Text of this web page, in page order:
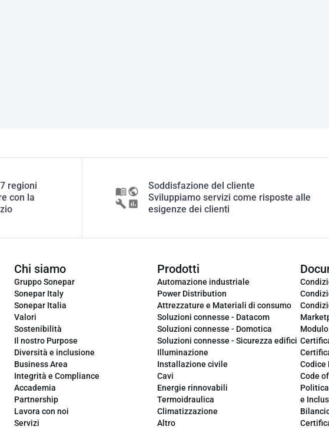
regioni
con la
Soddisfazione del cliente
Sviluppiamo servizi come risposte alle
esigenze dei clienti
Chi siamo
Gruppo Sonepar
Sonepar Italy
Sonepar Italia
Valori
Sostenibilità
Il nostro Purpose
Diversità e inclusione
Business Area
Integrità e Compliance
Accademia
Partnership
Lavora con noi
Servizi
Prodotti
Automazione industriale
Power Distribution
Attrezzature e Materiali di consumo
Soluzioni connesse - Datacom
Soluzioni connesse - Domotica
Soluzioni connesse - Sicurezza edifici
Illuminazione
Installazione civile
Cavi
Energie rinnovabili
Termoidraulica
Climatizzazione
Altro
Codice
Code
e